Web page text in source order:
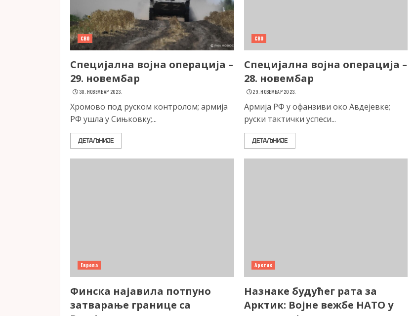
СВО
Специјална војна операција –
29. новембар
30. НОВЕМБАР 2023.
Хромово под руском контролом; армија
РФ ушла у Сињковку;...
ДЕТАЉНИЈЕ
СВО
Специјална војна операција –
28. новембар
29. НОВЕМБАР 2023.
Армија РФ у офанзиви око Авдејевке;
руски тактички успеси...
ДЕТАЉНИЈЕ
Европа
Финска најавила потпуно
затварање границе са
Арктик
Назнаке будућег рата за
Арктик: Војне вежбе НАТО у